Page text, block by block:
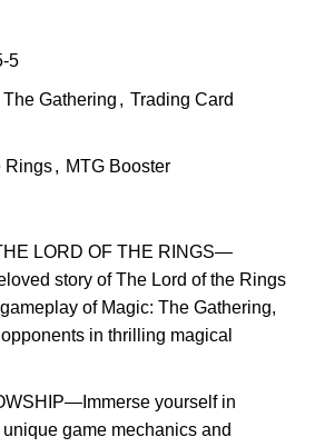
5
Тhe Gathering , Trading Card
Rings, MTG Booster
LORD OF THE RINGS—
story of The Lord of the Rings
of Magic: The Gathering,
in thrilling magical
yourself in
game mechanics and